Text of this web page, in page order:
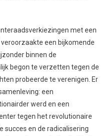
met een
een bijkomende
binnen de
begon te verzetten tegen de
probeerde te verenigen. Er
een
werd en een
tegen het revolutionaire
succes en de radicalisering